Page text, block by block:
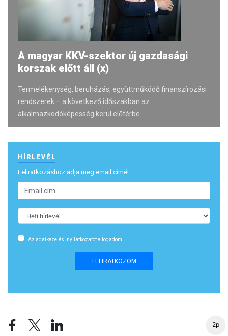
2p
A magyar KKV-szektor új gazdasági
korszak előtt áll (x)
Termelékenység, beruházás, együttműködő finanszírozási
rendszerek – a következő időszakban az
alkalmazkodóképesség kerül előtérbe
HÍRLEVÉL
Feliratkozáshoz adja meg email címét:
Az adatkezelési nyilatkozatotelfogadom.
FELIRATKOZOM
TOP 24